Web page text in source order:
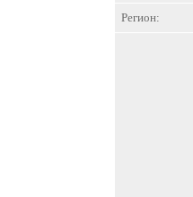
Регион: